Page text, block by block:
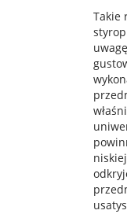
Takie